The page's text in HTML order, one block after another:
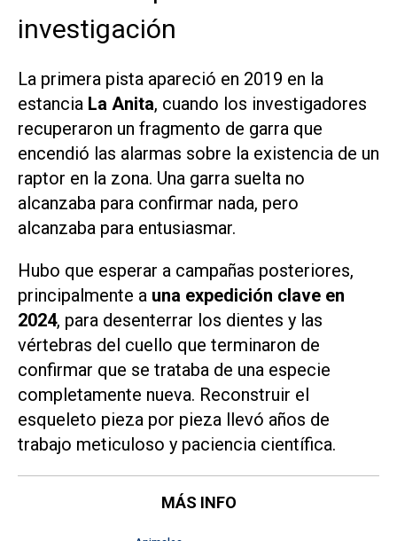
investigación
La primera pista apareció en 2019 en la
estancia La Anita, cuando los investigadores
recuperaron un fragmento de garra que
encendió las alarmas sobre la existencia de un
raptor en la zona. Una garra suelta no
alcanzaba para confirmar nada, pero
alcanzaba para entusiasmar.
Hubo que esperar a campañas posteriores,
principalmente a una expedición clave en
2024, para desenterrar los dientes y las
vértebras del cuello que terminaron de
confirmar que se trataba de una especie
completamente nueva. Reconstruir el
esqueleto pieza por pieza llevó años de
trabajo meticuloso y paciencia científica.
MÁS INFO